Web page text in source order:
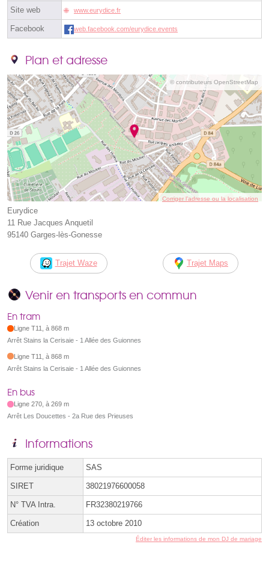
Site web www.eurydice.fr
Facebook web.facebook.com/eurydice.events
Plan et adresse
© contributeurs OpenStreetMap
Corriger l’adresse ou la localisation
Eurydice
11 Rue Jacques Anquetil
95140 Garges-lès-Gonesse
Trajet Waze Trajet Maps
Venir en transports en commun
En tram
Ligne T11, à 868 m
Arrêt Stains la Cerisaie - 1 Allée des Guionnes
Ligne T11, à 868 m
Arrêt Stains la Cerisaie - 1 Allée des Guionnes
En bus
Ligne 270, à 269 m
Arrêt Les Doucettes - 2a Rue des Prieuses
Informations
Forme juridique SAS
SIRET 38021976600058
N° TVA Intra. FR32380219766
Création 13 octobre 2010
Éditer les informations de mon DJ de mariage